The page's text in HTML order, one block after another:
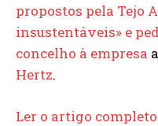
propostos pela Tejo
insustentáveis» e
concelho à empresa
Hertz.
Ler o artigo